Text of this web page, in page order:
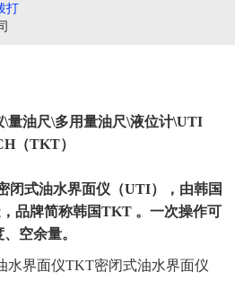
打
量油尺\多用量油尺\液位计\UTI
（TKT）
闭式油水界面仪（UTI），由韩国
品牌简称韩国TKT 。一次操作可
空余量。